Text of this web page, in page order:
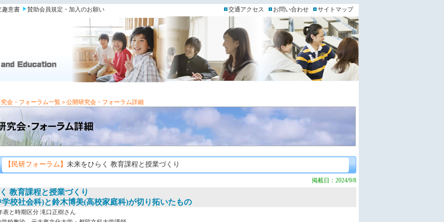
趣意書 賛助会員規定・加入のお願い 交通アクセス お問い合わせ サイトマップ
会・フォーラム一覧 ＞公開研究会・フォーラム詳細
【民研フォーラム】 未来をひらく 教育課程と授業づくり
掲載日：2024/9/8
教育課程と授業づくり
校社会科)と鈴木博美(高校家庭科)が切り拓いたもの
と時期区分 滝口正樹さん